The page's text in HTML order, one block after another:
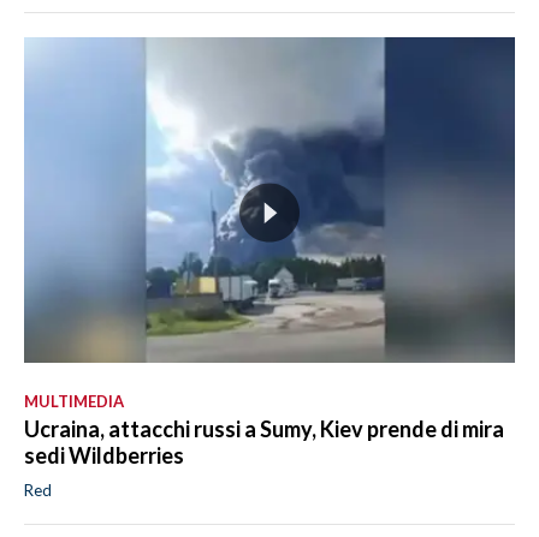
MULTIMEDIA
Ucraina, attacchi russi a Sumy, Kiev prende di mira
sedi Wildberries
Red